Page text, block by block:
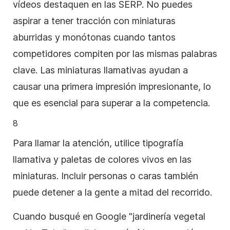
vídeos destaquen en las SERP. No puedes
aspirar a tener tracción con miniaturas
aburridas y monótonas cuando tantos
competidores compiten por las mismas palabras
clave. Las miniaturas llamativas ayudan a
causar una primera impresión impresionante, lo
que es esencial para superar a la competencia.
8
Para llamar la atención, utilice tipografía
llamativa y paletas de colores vivos en las
miniaturas. Incluir personas o caras también
puede detener a la gente a mitad del recorrido.
Cuando busqué en Google "jardinería vegetal